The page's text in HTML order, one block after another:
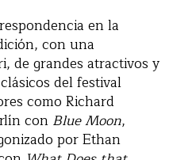
en la
con una
de grandes atractivos y
del festival
como Richard
con Blue Moon,
por Ethan